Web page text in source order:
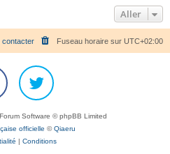
h
e
r
Aller
Fuseau horaire sur UTC+02:00
contacter
Software © phpBB Limited
officielle ©Qiaeru
| Conditions